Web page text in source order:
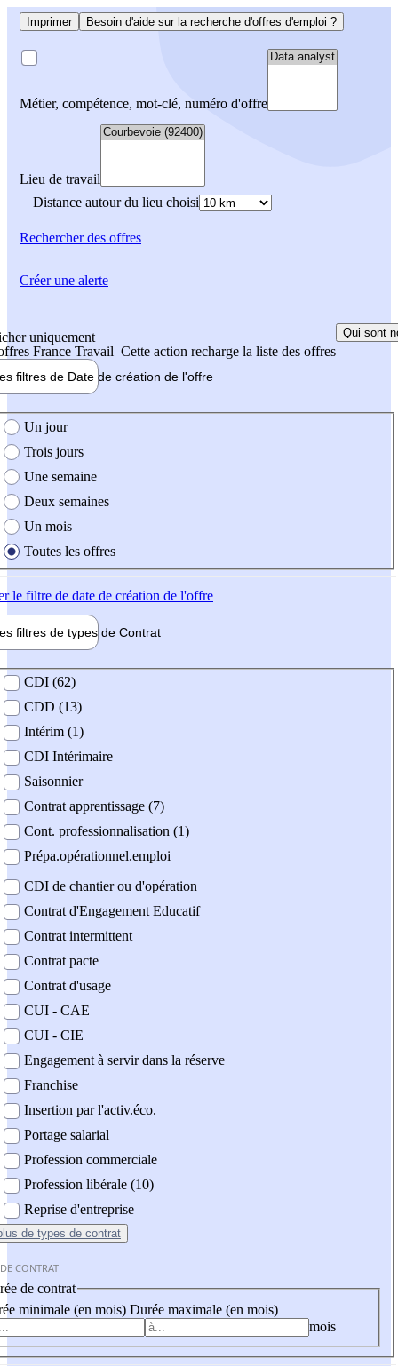
Imprimer Besoin d'aide sur la recherche d'offres d'emploi ?
Métier, compétence, mot-clé, numéro d'offre
Lieu de travail
Distance autour du lieu choisi
Rechercherdes offres
uniquement
France Travail Cette action recharge la liste des offres
Qui sont
filtres de Date de création de l'offre
création de l'offre
Un jour
Trois jours
Une semaine
Deux semaines
Un mois
Toutes les offres
le filtre de date de création de l'offre
filtres de types de Contrat
contrat
CDI (62)
CDD (13)
Intérim (1)
CDI Intérimaire
Saisonnier
Contrat apprentissage (7)
Cont. professionnalisation (1)
Prépa.opérationnel.emploi
CDI de chantier ou d'opération
Contrat d'Engagement Educatif
Contrat intermittent
Contrat pacte
Contrat d'usage
CUI - CAE
CUI - CIE
Engagement à servir dans la réserve
Franchise
Insertion par l'activ.éco.
Portage salarial
Profession commerciale
Profession libérale (10)
Reprise d'entreprise
de types de contrat
CONTRAT
de contrat
minimale (en mois) Durée maximale (en mois)
mois
Créer une alerte